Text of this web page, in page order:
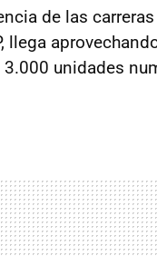
de las
llega
unidades